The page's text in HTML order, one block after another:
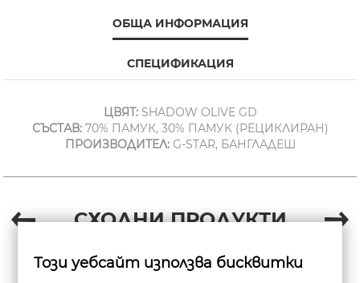
ОБЩА ИНФОРМАЦИЯ
СПЕЦИФИКАЦИЯ
ЦВЯТ:SHADOW OLIVE GD
СЪСТАВ:70% ПАМУК, 30% ПАМУК (РЕЦИКЛИРАН)
ПРОИЗВОДИТЕЛ:G-STAR, БАНГЛАДЕШ
СХОДНИ ПРОДУКТИ
Този уебсайт използва бисквитки